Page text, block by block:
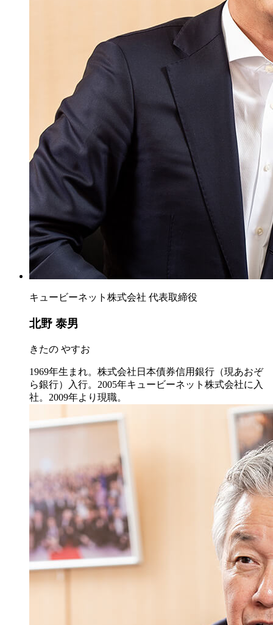
キュービーネット株式会社 代表取締役
北野 泰男
きたの やすお
1969年生まれ。株式会社日本債券信用銀行（現あおぞ
ら銀行）入行。2005年キュービーネット株式会社に入
社。2009年より現職。